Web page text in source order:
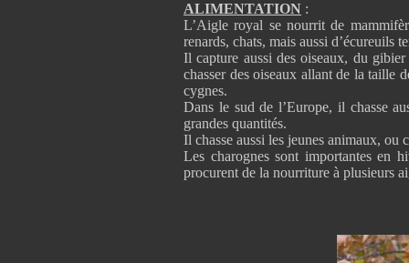
ALIMENTATION :
L’Aigle royal se nourrit de
renards, chats, mais aussi d’écureuils
Il capture aussi des oiseaux, du
chasser des oiseaux allant de la taille
cygnes.
Dans le sud de l’Europe, il chasse
grandes quantités.
Il chasse aussi les jeunes animaux,
Les charognes sont importantes en
procurent de la nourriture à plusieurs